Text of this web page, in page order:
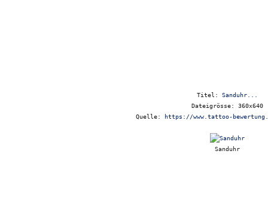
Titel: Sanduhr...
Dateigrösse: 360x640
Quelle: https://www.tattoo-
Sanduhr